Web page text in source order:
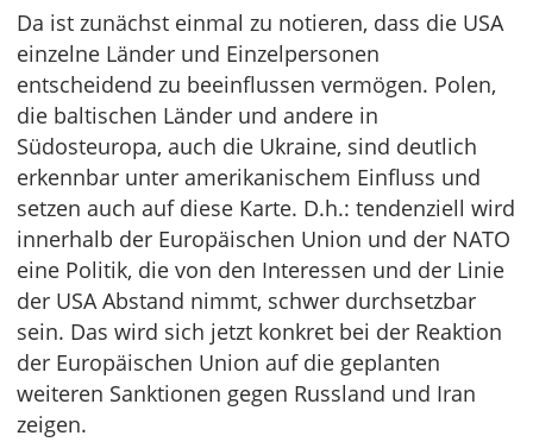
Da ist zunächst einmal zu notieren, dass die USA
einzelne Länder und Einzelpersonen
entscheidend zu beeinflussen vermögen. Polen,
die baltischen Länder und andere in
Südosteuropa, auch die Ukraine, sind deutlich
erkennbar unter amerikanischem Einfluss und
setzen auch auf diese Karte. D.h.: tendenziell wird
innerhalb der Europäischen Union und der NATO
eine Politik, die von den Interessen und der Linie
der USA Abstand nimmt, schwer durchsetzbar
sein. Das wird sich jetzt konkret bei der Reaktion
der Europäischen Union auf die geplanten
weiteren Sanktionen gegen Russland und Iran
zeigen.